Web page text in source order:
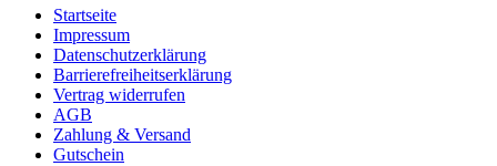
Startseite
Impressum
Datenschutzerklärung
Barrierefreiheitserklärung
Vertrag widerrufen
AGB
Zahlung & Versand
Gutschein